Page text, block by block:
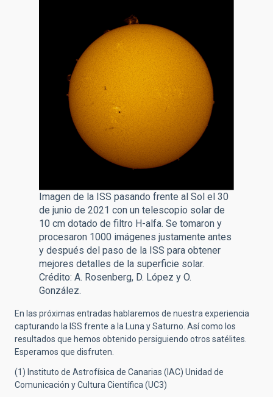
Imagen de la ISS pasando frente al Sol el 30
de junio de 2021 con un telescopio solar de
10 cm dotado de filtro H-alfa. Se tomaron y
procesaron 1000 imágenes justamente antes
y después del paso de la ISS para obtener
mejores detalles de la superficie solar.
Crédito: A. Rosenberg, D. López y O.
González.
En las próximas entradas hablaremos de nuestra experiencia
capturando la ISS frente a la Luna y Saturno. Así como los
resultados que hemos obtenido persiguiendo otros satélites.
Esperamos que disfruten.
(1) Instituto de Astrofísica de Canarias (IAC) Unidad de
Comunicación y Cultura Científica (UC3)